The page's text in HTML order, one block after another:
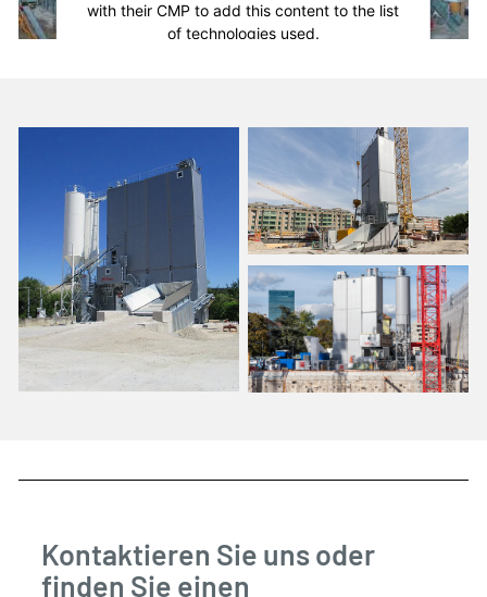
with their CMP to add this content to the list
of technologies used.
Kontaktieren Sie uns oder
finden Sie einen